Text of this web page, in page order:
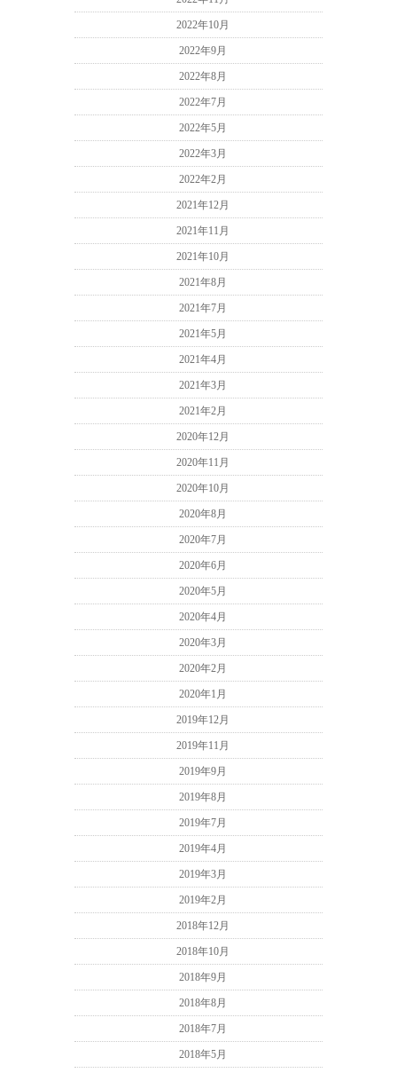
2022年10月
2022年9月
2022年8月
2022年7月
2022年5月
2022年3月
2022年2月
2021年12月
2021年11月
2021年10月
2021年8月
2021年7月
2021年5月
2021年4月
2021年3月
2021年2月
2020年12月
2020年11月
2020年10月
2020年8月
2020年7月
2020年6月
2020年5月
2020年4月
2020年3月
2020年2月
2020年1月
2019年12月
2019年11月
2019年9月
2019年8月
2019年7月
2019年4月
2019年3月
2019年2月
2018年12月
2018年10月
2018年9月
2018年8月
2018年7月
2018年5月